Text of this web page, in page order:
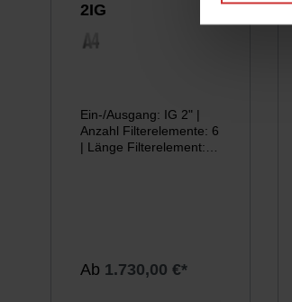
2IG
Ein-/Ausgang: IG 2" |
Anzahl Filterelemente: 6
| Länge Filterelement:
Ab 1.730,00 €*